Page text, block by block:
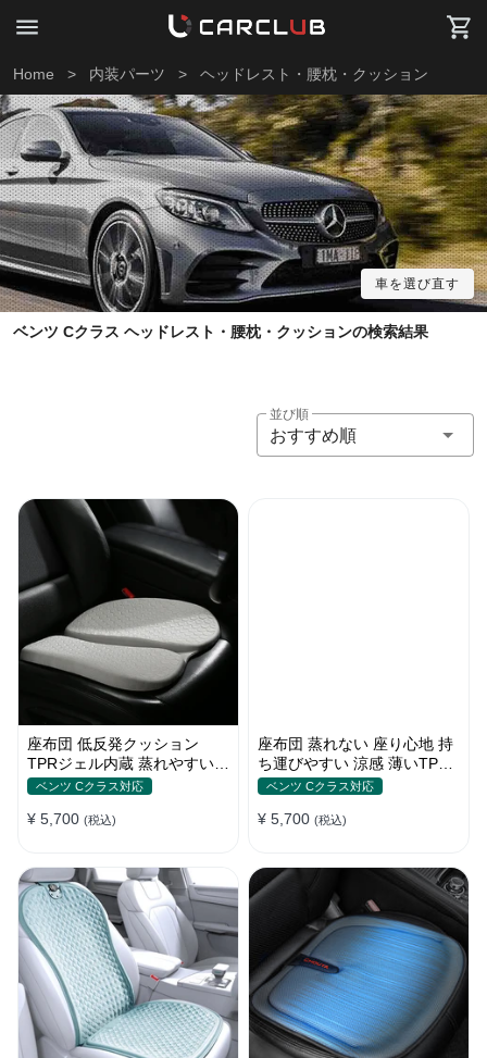
Home > 内装パーツ > ヘッドレスト・腰枕・クッション
車を選び直す
ベンツ Cクラス ヘッドレスト・腰枕・クッションの検索結果
並び順
おすすめ順
座布団 低反発クッション
TPRジェル内蔵 蒸れやすい方
にお勧め おしり 熱い
ベンツ Cクラス対応
¥ 5,700 (税込)
座布団 蒸れない 座り心地 持
ち運びやすい 涼感 薄いTPR
ジェル内蔵 多用途
ベンツ Cクラス対応
¥ 5,700 (税込)